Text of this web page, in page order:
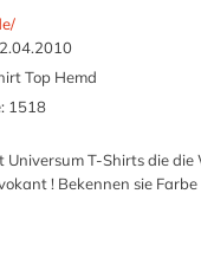
Top Hemd
1518
Universum T-Shirts die
! Bekennen sie